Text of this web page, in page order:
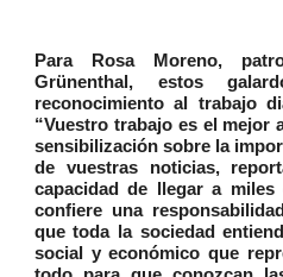
Para Rosa Moreno,
Grünenthal, estos
reconocimiento al trabajo
“Vuestro trabajo es el mejor
sensibilización sobre la
de vuestras noticias,
capacidad de llegar a
confiere una
que toda la sociedad
social y económico que